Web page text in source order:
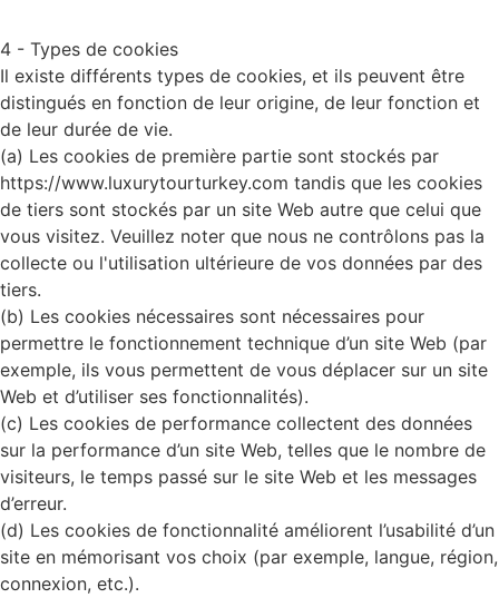
4 - Types de cookies
Il existe différents types de cookies, et ils peuvent être
distingués en fonction de leur origine, de leur fonction et
de leur durée de vie.
(a) Les cookies de première partie sont stockés par
https://www.luxurytourturkey.com tandis que les cookies
de tiers sont stockés par un site Web autre que celui que
vous visitez. Veuillez noter que nous ne contrôlons pas la
collecte ou l'utilisation ultérieure de vos données par des
tiers.
(b) Les cookies nécessaires sont nécessaires pour
permettre le fonctionnement technique d’un site Web (par
exemple, ils vous permettent de vous déplacer sur un site
Web et d’utiliser ses fonctionnalités).
(c) Les cookies de performance collectent des données
sur la performance d’un site Web, telles que le nombre de
visiteurs, le temps passé sur le site Web et les messages
d’erreur.
(d) Les cookies de fonctionnalité améliorent l’usabilité d’un
site en mémorisant vos choix (par exemple, langue, région,
connexion, etc.).